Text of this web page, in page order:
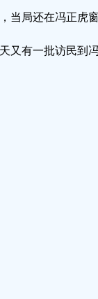
当局还在冯正虎
又有一批访民到